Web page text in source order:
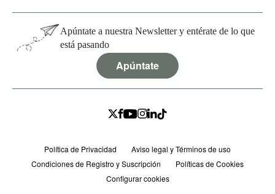
Apúntate a nuestra Newsletter y entérate de lo que
está pasando
Apúntate
Política de Privacidad
Aviso legal y Términos de uso
Condiciones de Registro y Suscripción
Políticas de Cookies
Configurar cookies